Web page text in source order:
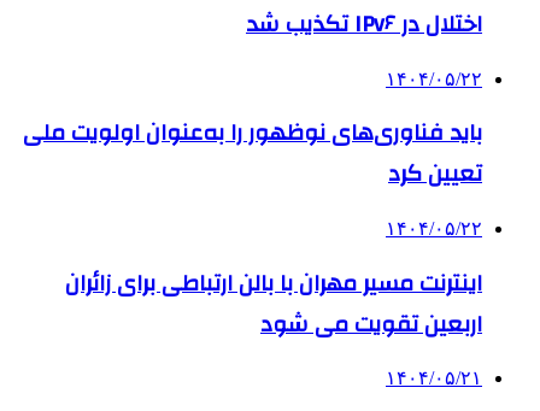
اختلال در IPv۶ تکذیب شد
۱۴۰۴/۰۵/۲۲
باید فناوری‌های نوظهور را به‌عنوان اولویت ملی
تعیین کرد
۱۴۰۴/۰۵/۲۲
اینترنت مسیر مهران با بالن ارتباطی برای زائران
اربعین تقویت می شود
۱۴۰۴/۰۵/۲۱